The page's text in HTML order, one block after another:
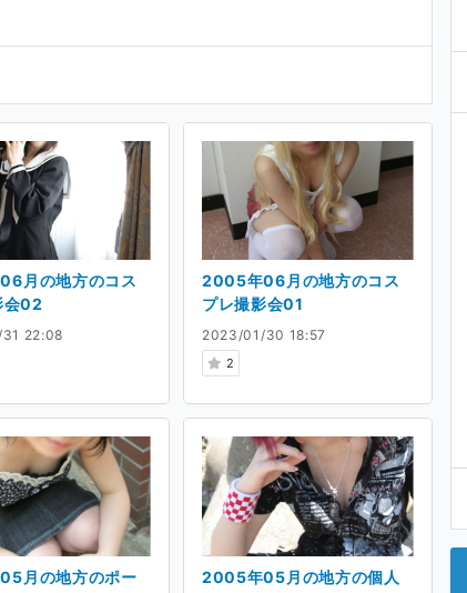
22:08
月の地方のコス
会02
2023/01/30 18:57
2
2005年06月の地方のコス
プレ撮影会01
月の地方のポー
2005年05月の地方の個人